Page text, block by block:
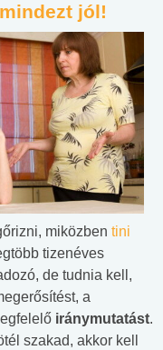
jól!
miközben tini
tizenéves
de tudnia kell,
a
iránymutatást.
szakad, akkor kell